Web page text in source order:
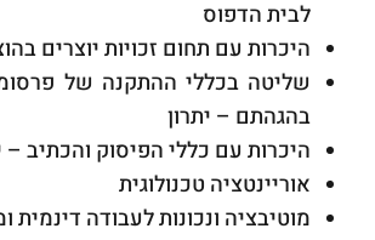
לבית הדפוס
היכרות עם תחום זכויות יוצרים
שליטה בכללי ההתקנה של
בהגהתם – יתרון
היכרות עם כללי הפיסוק והכתיב –
אוריינטציה טכנולוגית
מוטיבציה ונכונות לעבודה דינמית